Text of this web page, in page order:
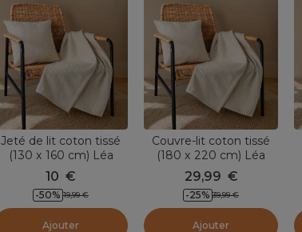
Jeté de lit coton tissé
(130 x 160 cm) Léa
Beige pampa
10 €
-50% 19,99 €
Ajouter
Couvre-lit coton tissé
(180 x 220 cm) Léa
Beige pampa
29,99 €
-25% 39,99 €
Ajouter